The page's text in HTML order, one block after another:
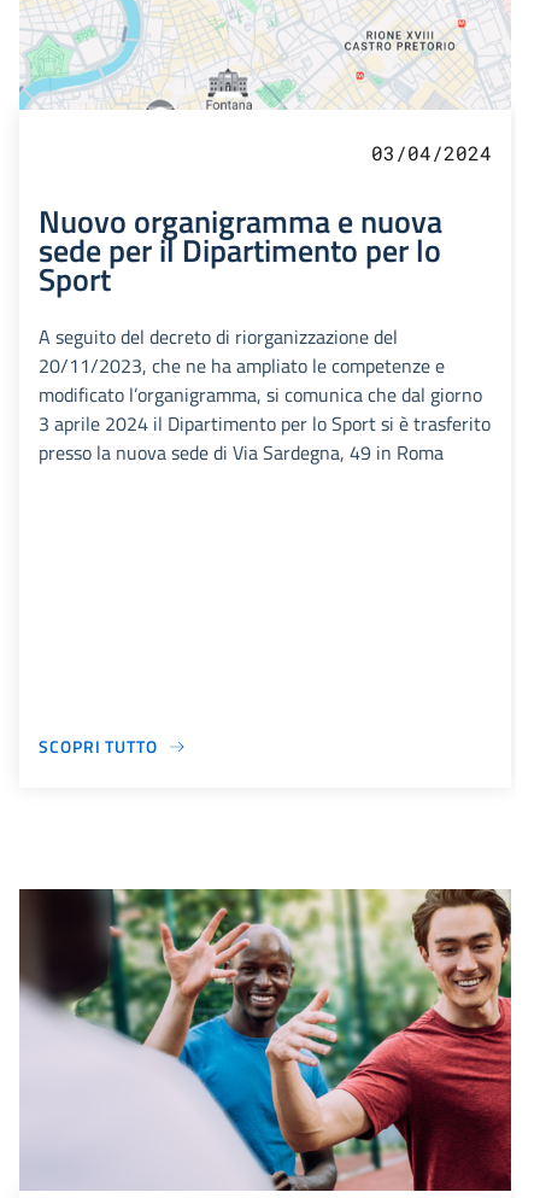
03/04/2024
Nuovo organigramma e nuova
sede per il Dipartimento per lo
Sport
A seguito del decreto di riorganizzazione del
20/11/2023, che ne ha ampliato le competenze e
modificato l’organigramma, si comunica che dal giorno
3 aprile 2024 il Dipartimento per lo Sport si è trasferito
presso la nuova sede di Via Sardegna, 49 in Roma
SCOPRI TUTTO